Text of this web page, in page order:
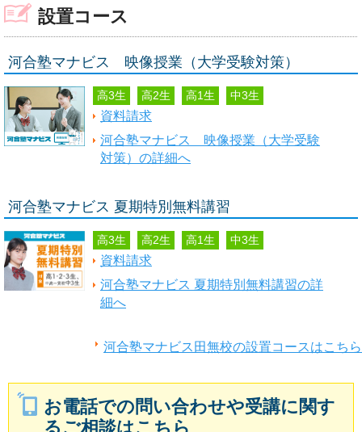
設置コース
河合塾マナビス田無校の設置コースはこちら
河合塾マナビス 映像授業（大学受験対策）
高3生 高2生 高1生 中3生
資料請求
河合塾マナビス 映像授業（大学受験
対策）の詳細へ
河合塾マナビス 夏期特別無料講習
高3生 高2生 高1生 中3生
資料請求
河合塾マナビス 夏期特別無料講習の詳
細へ
お電話での問い合わせや受講に関す
るご相談はこちら